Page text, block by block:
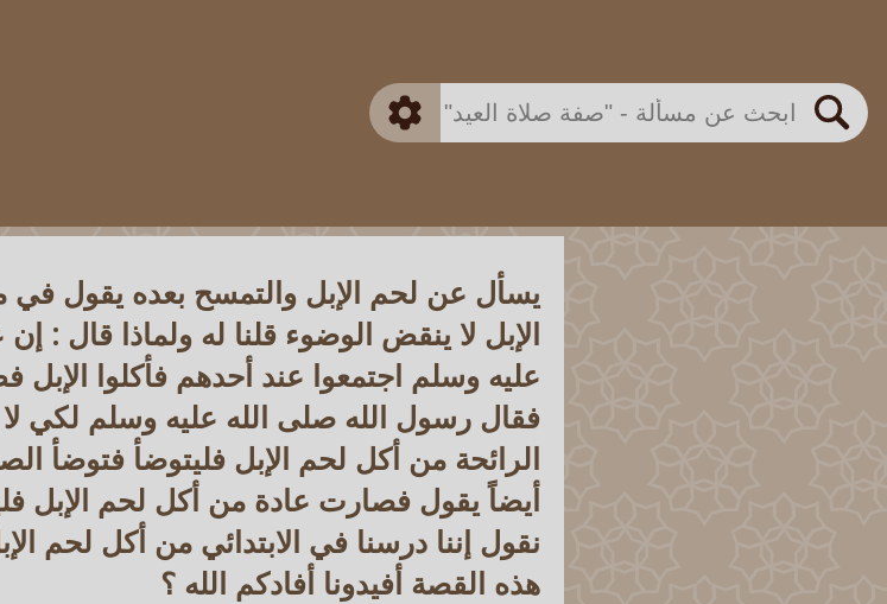
بحث
اللجنة الدائمة
متقدم
يسأل عن لحم الإبل والتمسح بعده يقول
الإبل لا ينقض الوضوء قلنا له ولماذا قال
عليه وسلم اجتمعوا عند أحدهم فأكلوا
فقال رسول الله صلى الله عليه وسلم لكي
الرائحة من أكل لحم الإبل فليتوضأ فتوضأ
أيضاً يقول فصارت عادة من أكل لحم الإبل
نقول إننا درسنا في الابتدائي من أكل لحم
هذه القصة أفيدونا أفادكم الله ؟